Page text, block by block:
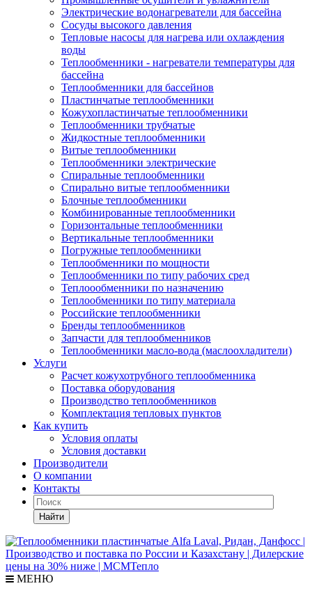
Электрические водонагреватели для бассейна
Сосуды высокого давления
Тепловые насосы для нагрева или охлаждения
воды
Теплообменники - нагреватели температуры для
бассейна
Теплообменники для бассейнов
Пластинчатые теплообменники
Кожухопластинчатые теплообменники
Теплообменники трубчатые
Жидкостные теплообменники
Витые теплообменники
Теплообменники электрические
Спиральные теплообменники
Спирально витые теплообменники
Блочные теплообменники
Комбинированные теплообменники
Горизонтальные теплообменники
Вертикальные теплообменники
Погружные теплообменники
Теплообменники по мощности
Теплообменники по типу рабочих сред
Теплоообменники по назначению
Теплообменники по типу материала
Российские теплообменники
Бренды теплообменников
Запчасти для теплообменников
Теплообменники масло-вода (маслоохладители)
Услуги
Расчет кожухотрубного теплообменника
Поставка оборудования
Производство теплообменников
Комплектация тепловых пунктов
Как купить
Условия оплаты
Условия доставки
Производители
О компании
Контакты
Найти
МЕНЮ